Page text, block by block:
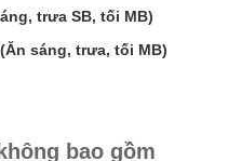
trưa SB, tối MB)
(Ăn sáng, trưa, tối MB)
bao gồm